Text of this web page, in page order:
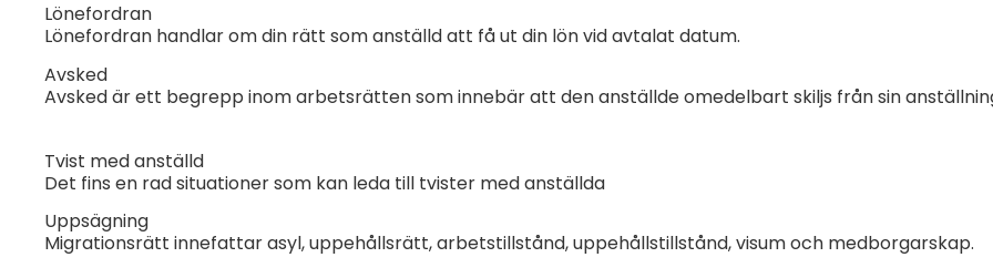
Lönefordran
Lönefordran handlar om din rätt som anställd att få ut din lön vid avtalat datum.
Avsked
Avsked är ett begrepp inom arbetsrätten som innebär att den anställde omedelbart skiljs från sin
Tvist med anställd
Det fins en rad situationer som kan leda till tvister med anställda
Uppsägning
Migrationsrätt innefattar asyl, uppehållsrätt, arbetstillstånd, uppehållstillstånd, visum och medborgarskap.